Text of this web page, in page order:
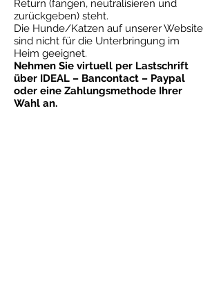
Return (fangen, neutralisieren und
zurückgeben) steht.
Die Hunde/Katzen auf unserer Website
sind nicht für die Unterbringung im
Heim geeignet.
Nehmen Sie virtuell per Lastschrift
über IDEAL – Bancontact – Paypal
oder eine Zahlungsmethode Ihrer
Wahl an.